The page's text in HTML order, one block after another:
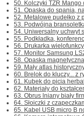
50. Kolczyki TZR Mango
51. Opaska do spania,
52. Metalowe pudełko z
53. Podwójna
54. Uniwersalny uchwyt
55. Podkładka,
56. Drukarka
57. Monitor Samsung
58. Opaska
59. Mały atlas
60. Brelok do kluczy... z
61. Kubek do picia
62. Materiały do
63. Obrus lniany biały
64. Słoiczki z
65. Kabel USB micro B